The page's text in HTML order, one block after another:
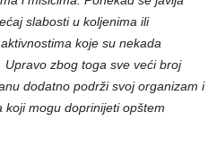
slabosti u koljenima ili
koje su nekada
zbog toga sve veći broj
dodatno podrži svoj organizam i
mogu doprinijeti opštem